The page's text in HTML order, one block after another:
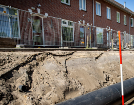
Ga
naar
de
inhoud